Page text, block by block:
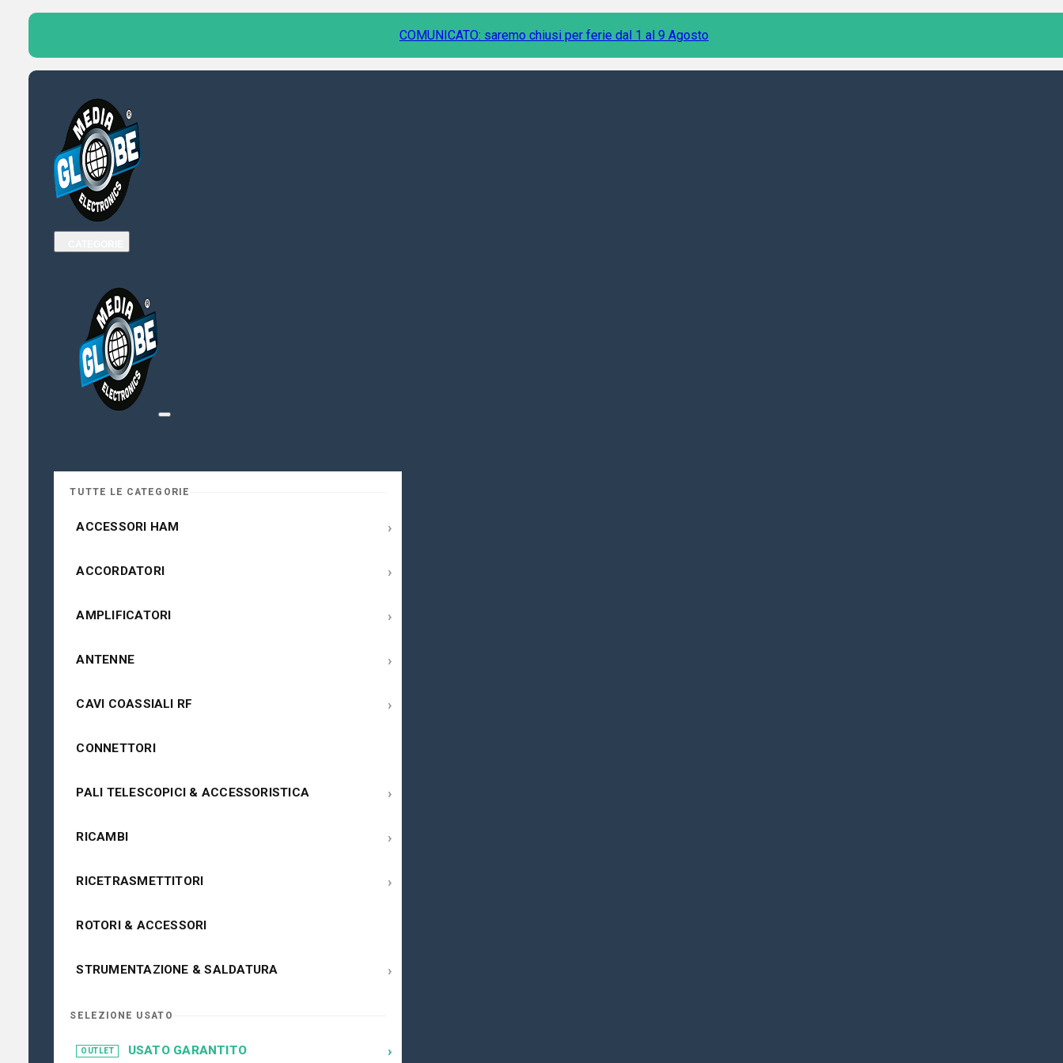
COMUNICATO: saremo chiusi per ferie dal 1 al 9 Agosto
TUTTE LE CATEGORIE
ACCESSORI HAM ›
ACCORDATORI ›
AMPLIFICATORI ›
ANTENNE ›
CAVI COASSIALI RF ›
CONNETTORI
PALI TELESCOPICI & ACCESSORISTICA ›
RICAMBI ›
RICETRASMETTITORI ›
ROTORI & ACCESSORI
STRUMENTAZIONE & SALDATURA ›
SELEZIONE USATO
OUTLET USATO GARANTITO ›